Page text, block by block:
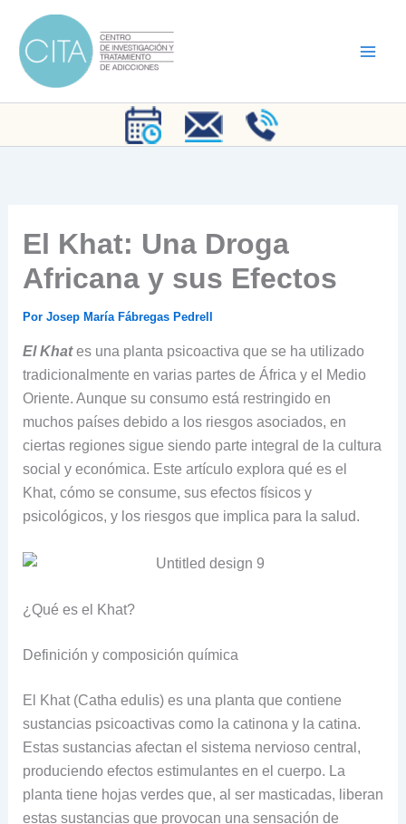
contenido
El Khat: Una Droga
Africana y sus Efectos
Por Josep María Fábregas Pedrell
El Khates una planta psicoactiva que se ha utilizado
tradicionalmente en varias partes de África y el Medio
Oriente. Aunque su consumo está restringido en
muchos países debido a los riesgos asociados, en
ciertas regiones sigue siendo parte integral de la cultura
social y económica. Este artículo explora qué es el
Khat, cómo se consume, sus efectos físicos y
psicológicos, y los riesgos que implica para la salud.
¿Qué es el Khat?
Definición y composición química
El Khat (Catha edulis) es una planta que contiene
sustancias psicoactivas como la catinona y la catina.
Estas sustancias afectan el sistema nervioso central,
produciendo efectos estimulantes en el cuerpo. La
planta tiene hojas verdes que, al ser masticadas, liberan
estas sustancias que provocan una sensación de